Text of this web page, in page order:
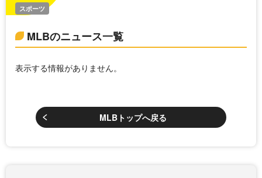
スポーツ
MLBのニュース一覧
表示する情報がありません。
MLBトップへ戻る